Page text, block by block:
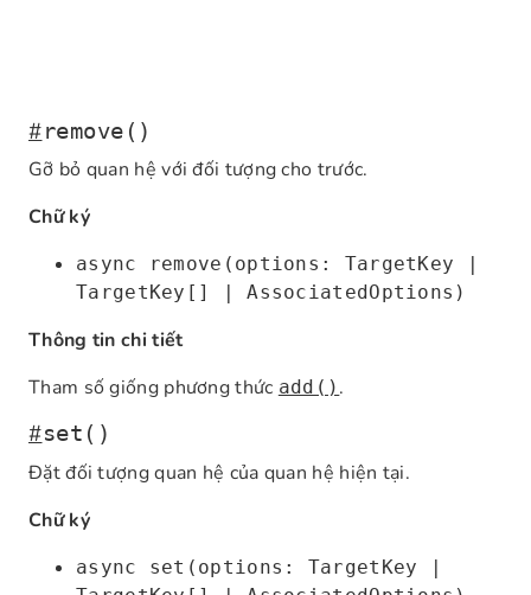
#remove()
Gỡ bỏ quan hệ với đối tượng cho trước.
Chữ ký
async remove(options: TargetKey |
TargetKey[] | AssociatedOptions)
Thông tin chi tiết
Tham số giống phương thức add() .
#set()
Đặt đối tượng quan hệ của quan hệ hiện tại.
Chữ ký
async set(options: TargetKey |